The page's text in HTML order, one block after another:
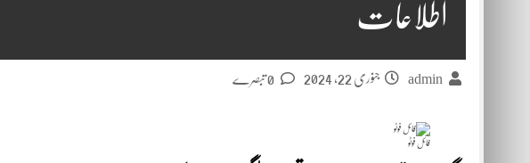
اطلاعات
admin جنوری 22, 2024
فائل فوٹو